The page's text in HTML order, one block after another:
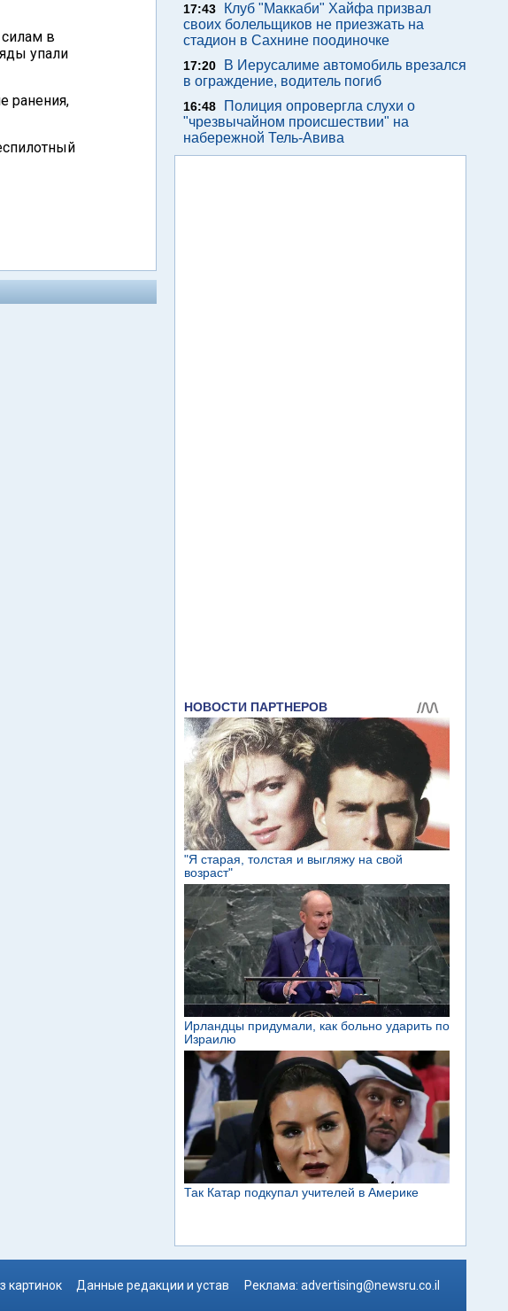
в
упали
ранения,
17:43
Клуб "Маккаби" Хайфа призвал
своих болельщиков не приезжать на
стадион в Сахнине поодиночке
17:20
В Иерусалиме автомобиль врезался
в ограждение, водитель погиб
16:48
Полиция опровергла слухи о
"чрезвычайном происшествии" на
набережной Тель-Авива
картинок Данные редакции и устав Реклама: advertising@newsru.co.il